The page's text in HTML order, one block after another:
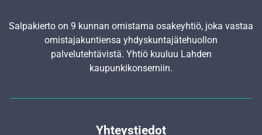
Salpakierto on 9 kunnan omistama osakeyhtiö, joka vastaa
omistajakuntiensa yhdyskunta­jätehuollon
palvelutehtävistä. Yhtiö kuuluu Lahden
kaupunkikonserniin.
Yhteystiedot